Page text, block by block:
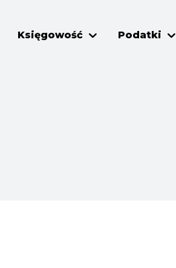
Księgowość Podatki